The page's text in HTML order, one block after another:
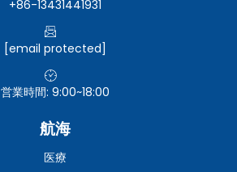
+86-13431441931
[email protected]
営業時間: 9:00~18:00
航海
医療